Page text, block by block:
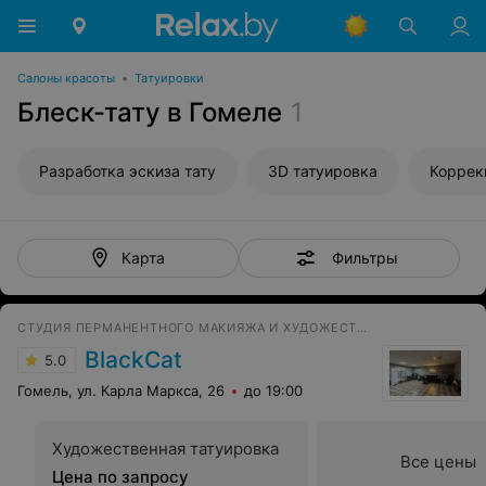
Салоны красоты • Татуировки
Блеск-тату в Гомеле 1
Разработка эскиза тату 3D татуировка
Карта Фильтры
СТУДИЯ ПЕРМАНЕНТНОГО МАКИЯЖА И ХУДОЖЕСТВЕННОЙ ТАТУИРОВКИ
5.0 BlackCat
Гомель, ул. Карла Маркса, 26 до 19:00
Художественная татуировка
Цена по запросу
Все цены